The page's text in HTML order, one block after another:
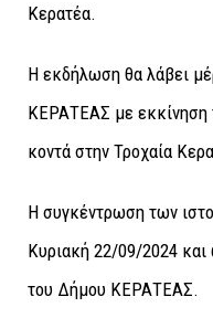
Κερατέα.
Η εκδήλωση θα λάβει
ΚΕΡΑΤΕΑΣ με
κοντά στην Τροχαία
H συγκέντρωση των
Κυριακή 22/09/2024
του Δήμου ΚΕΡΑΤΕΑΣ.